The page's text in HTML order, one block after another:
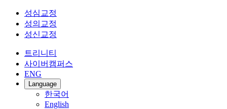
성심교정
성의교정
성신교정
트리니티
사이버캠퍼스
ENG
Language
한국어
English